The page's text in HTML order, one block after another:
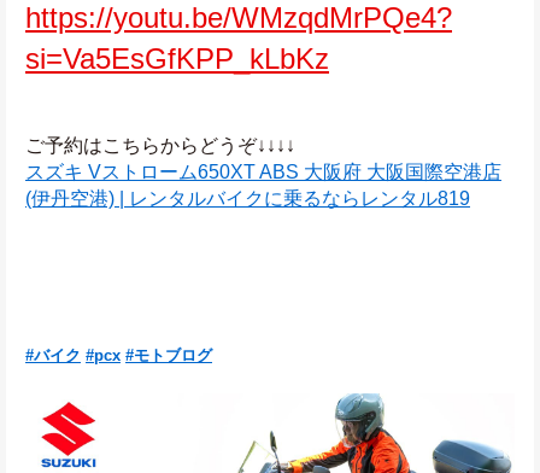
https://youtu.be/WMzqdMrPQe4?
si=Va5EsGfKPP_kLbKz
ご予約はこちらからどうぞ↓↓↓↓
スズキ Vストローム650XT ABS 大阪府 大阪国際空港店
(伊丹空港) | レンタルバイクに乗るならレンタル819
#バイク #pcx #モトブログ